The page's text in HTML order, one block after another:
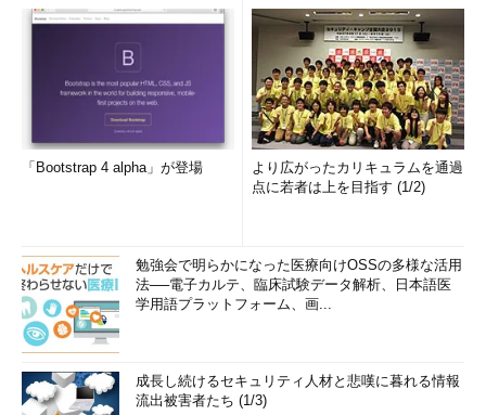
「Bootstrap 4 alpha」が登場
より広がったカリキュラムを通過
点に若者は上を目指す (1/2)
勉強会で明らかになった医療向けOSSの多様な活用
法──電子カルテ、臨床試験データ解析、日本語医
学用語プラットフォーム、画...
成長し続けるセキュリティ人材と悲嘆に暮れる情報
流出被害者たち (1/3)